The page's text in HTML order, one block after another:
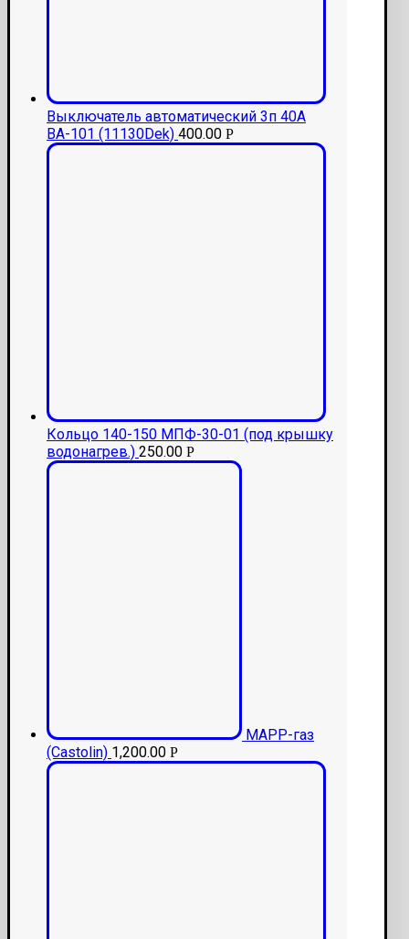
Выключатель автоматический 3п 40А
ВА-101 (11130Dek) 400.00 Р
Кольцо 140-150 МПФ-30-01 (под крышку
водонагрев.) 250.00 Р
MAPP-газ
(Castolin) 1,200.00 Р